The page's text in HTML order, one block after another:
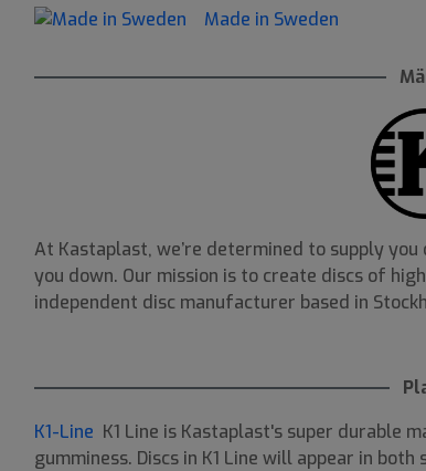
Made in Sweden
At Kastaplast, we’re determined to supply
you down. Our mission is to create discs of
independent disc manufacturer based in
K1-Line K1 Line is Kastaplast's super durable
gumminess. Discs in K1 Line will appear in